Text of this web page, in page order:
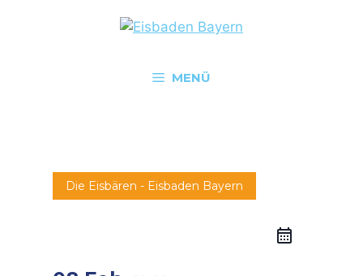
MENÜ
Die Eisbären - Eisbaden Bayern